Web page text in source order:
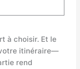
à choisir. Et le
itinéraire—
rend